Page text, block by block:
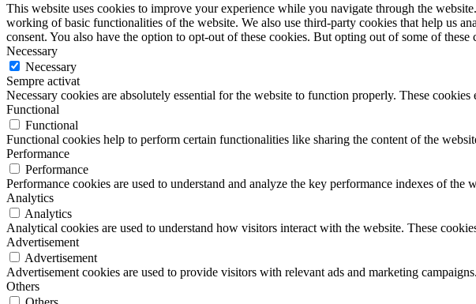
This website uses cookies to improve your experience while you navigate through the
working of basic functionalities of the website. We also use third-party cookies that help us
consent. You also have the option to opt-out of these cookies. But opting out of some of
Necessary
Necessary
Sempre activat
Necessary cookies are absolutely essential for the website to function properly. These
Functional
Functional
Functional cookies help to perform certain functionalities like sharing the content of the
Performance
Performance
Performance cookies are used to understand and analyze the key performance indexes of
Analytics
Analytics
Analytical cookies are used to understand how visitors interact with the website. These
Advertisement
Advertisement
Advertisement cookies are used to provide visitors with relevant ads and marketing
Others